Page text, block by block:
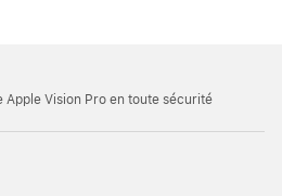
Apple Vision Pro en toute sécurité